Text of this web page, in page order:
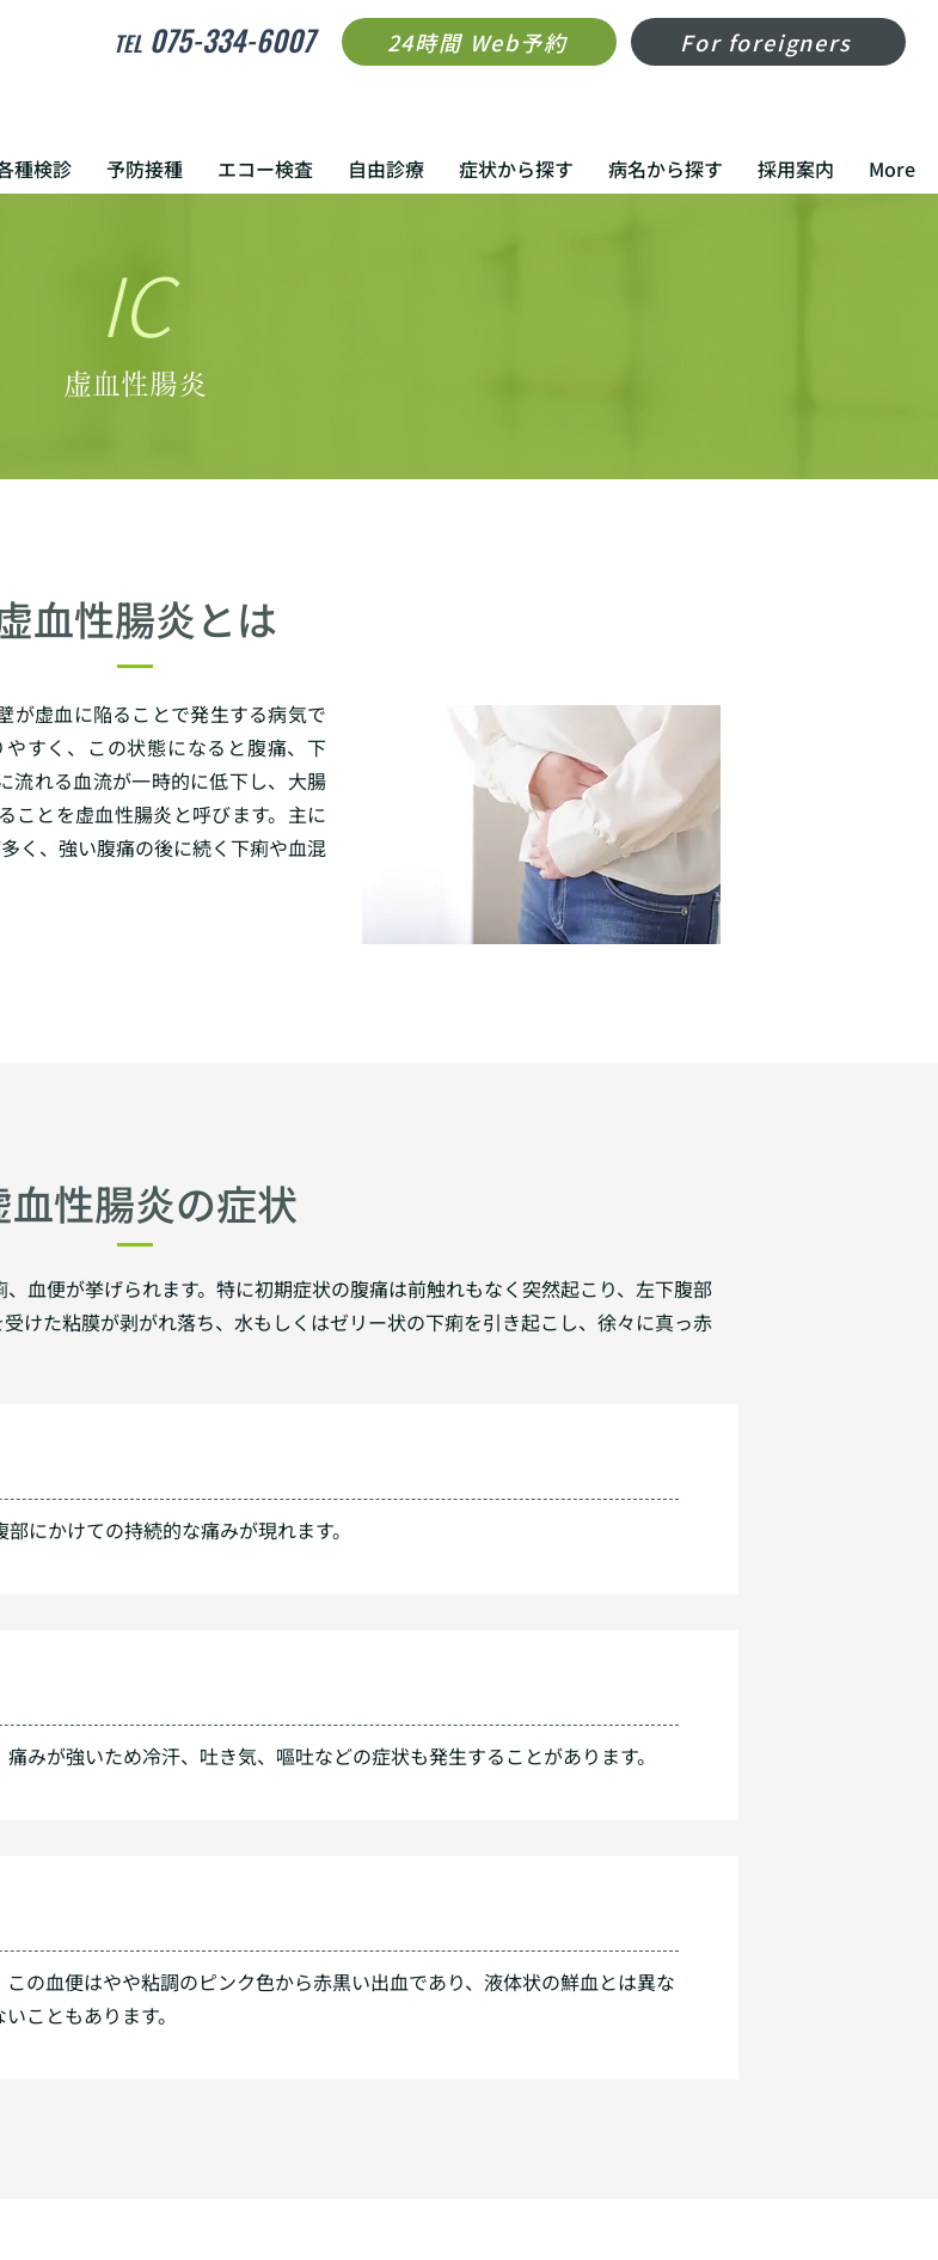
TEL 075-334-6007 24時間 Web予約 For foreigners
種検診 予防接種 エコー検査 自由診療 症状から探す 病名から探す 採用案内 More
IC
虚血性腸炎
血性腸炎とは
が虚血に陥ることで発生する病気で
すく、この状態になると腹痛、下
流れる血流が一時的に低下し、大腸
ことを虚血性腸炎と呼びます。主に
く、強い腹痛の後に続く下痢や血混
血性腸炎の症状
血便が挙げられます。特に初期症状の腹痛は前触れもなく突然起こり、左下腹部
けた粘膜が剥がれ落ち、水もしくはゼリー状の下痢を引き起こし、徐々に真っ赤
にかけての持続的な痛みが現れます。
みが強いため冷汗、吐き気、嘔吐などの症状も発生することがあります。
の血便はやや粘調のピンク色から赤黒い出血であり、液体状の鮮血とは異な
こともあります。